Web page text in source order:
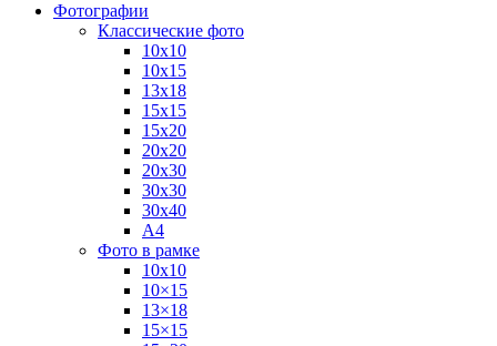
Фотографии
Классические фото
10х10
10х15
13х18
15х15
15х20
20х20
20х30
30х30
30х40
А4
Фото в рамке
10х10
10×15
13×18
15×15